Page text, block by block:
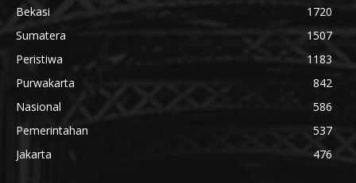
Bekasi
1720
Sumatera
1507
Peristiwa
1183
Purwakarta
842
Nasional
586
Pemerintahan
537
Jakarta
476